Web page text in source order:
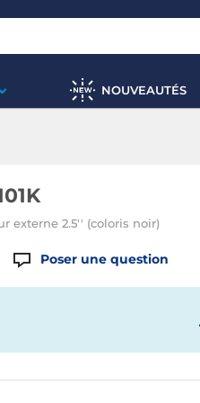
NOUVEAUTÉS
externe 2.5'' (coloris noir)
Poser une question